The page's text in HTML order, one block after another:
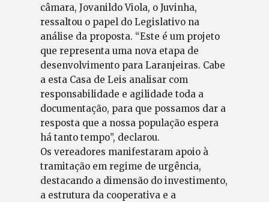
câmara, Jovanildo Viola, o Juvinha,
ressaltou o papel do Legislativo na
análise da proposta. “Este é um projeto
que representa uma nova etapa de
desenvolvimento para Laranjeiras. Cabe
a esta Casa de Leis analisar com
responsabilidade e agilidade toda a
documentação, para que possamos dar a
resposta que a nossa população espera
há tanto tempo”, declarou.
Os vereadores manifestaram apoio à
tramitação em regime de urgência,
destacando a dimensão do investimento,
a estrutura da cooperativa e a